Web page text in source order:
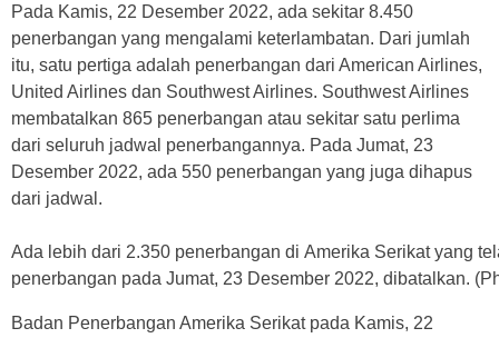
Pada Kamis, 22 Desember 2022, ada sekitar 8.450
penerbangan yang mengalami keterlambatan. Dari jumlah
itu, satu pertiga adalah penerbangan dari American Airlines,
United Airlines dan Southwest Airlines. Southwest Airlines
membatalkan 865 penerbangan atau sekitar satu perlima
dari seluruh jadwal penerbangannya. Pada Jumat, 23
Desember 2022, ada 550 penerbangan yang juga dihapus
dari jadwal.
Ada lebih dari 2.350 penerbangan di Amerika Serikat yang
penerbangan pada Jumat, 23 Desember 2022, dibatalkan.
Badan Penerbangan Amerika Serikat pada Kamis, 22